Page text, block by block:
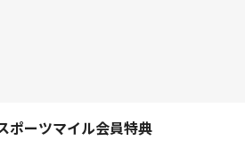
ポーツマイル会員特典